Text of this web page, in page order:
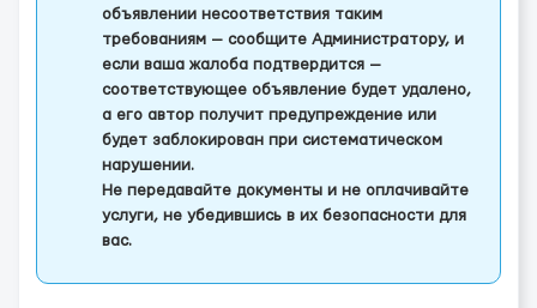
объявлении несоответствия таким
требованиям — сообщите Администратору, и
если ваша жалоба подтвердится —
соответствующее объявление будет удалено,
а его автор получит предупреждение или
будет заблокирован при систематическом
нарушении.
Не передавайте документы и не оплачивайте
услуги, не убедившись в их безопасности для
вас.